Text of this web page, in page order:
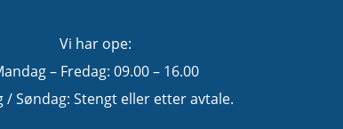
Vi har ope:
– Fredag: 09.00 – 16.00
/ Søndag: Stengt eller etter avtale.